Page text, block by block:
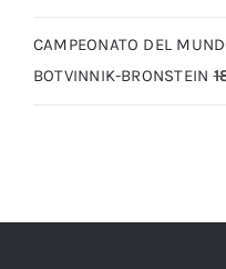
CAMPEONATO DEL
BOTVINNIK-BRONSTEIN